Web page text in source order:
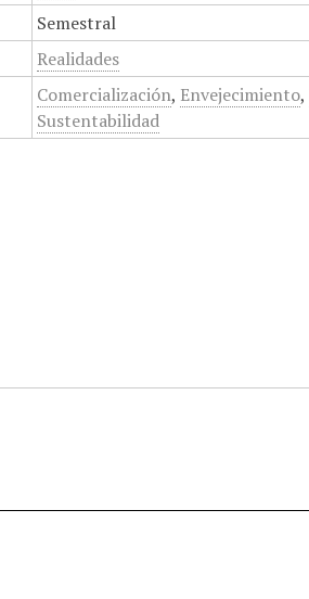
Semestral
Realidades
Comercialización, Envejecimiento,
Sustentabilidad